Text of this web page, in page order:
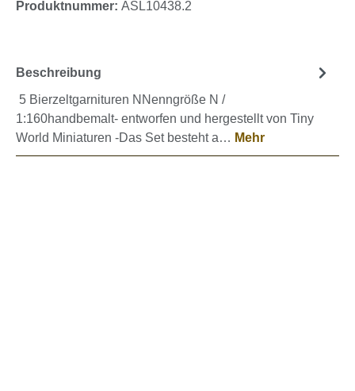
Produktnummer: ASL10438.2
Beschreibung
5 Bierzeltgarnituren NNenngröße N /
1:160handbemalt- entworfen und hergestellt von Tiny
World Miniaturen -Das Set besteht a… Mehr